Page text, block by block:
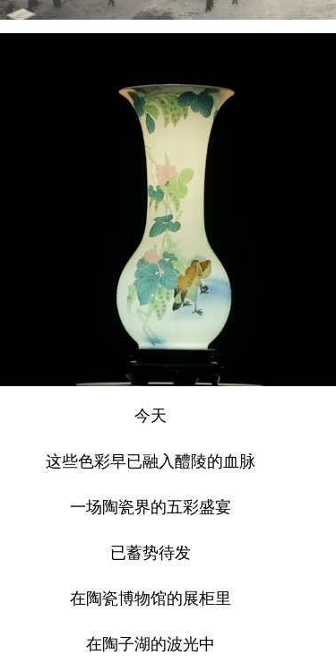
今天
这些色彩早已融入醴陵的血脉
一场陶瓷界的五彩盛宴
已蓄势待发
在陶瓷博物馆的展柜里
在陶子湖的波光中